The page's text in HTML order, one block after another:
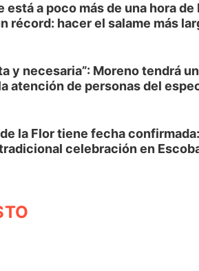
está a poco más de una hora de
récord: hacer el salame más
y necesaria”: Moreno tendrá
atención de personas del
la Flor tiene fecha
celebración en